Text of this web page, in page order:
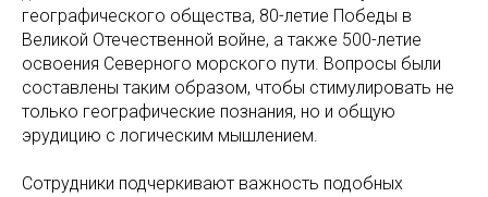
географического общества, 80-летие Победы в
Великой Отечественной войне, а также 500-летие
освоения Северного морского пути. Вопросы были
составлены таким образом, чтобы стимулировать не
только географические познания, но и общую
эрудицию с логическим мышлением.
Сотрудники подчеркивают важность подобных